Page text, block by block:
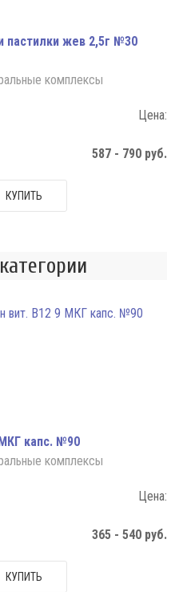
жев 2,5г №30
комплексы
Цена:
587 - 790 руб.
КУПИТЬ
капс. №90
комплексы
Цена:
365 - 540 руб.
КУПИТЬ